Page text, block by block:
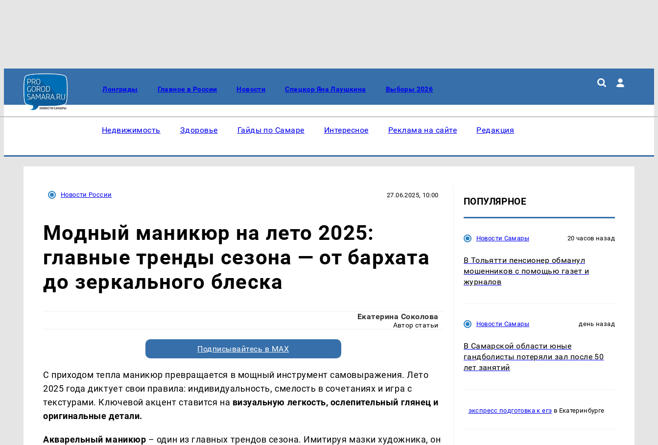
Лонгриды Главное в России Новости Спецкор Яна Лаушкина Выборы 2026
Недвижимость Здоровье Гайды по Самаре Интересное Реклама на сайте Редакция
Новости России 27.06.2025, 10:00
Модный маникюр на лето 2025:
главные тренды сезона — от бархата
до зеркального блеска
Екатерина Соколова
Автор статьи
Подписывайтесь в MAX
С приходом тепла маникюр превращается в мощный инструмент самовыражения. Лето
2025 года диктует свои правила: индивидуальность, смелость в сочетаниях и игра с
текстурами. Ключевой акцент ставится на визуальную легкость, ослепительный глянец и
оригинальные детали.
Акварельный маникюр – один из главных трендов сезона. Имитируя мазки художника, он
ПОПУЛЯРНОЕ
Новости Самары 20 часов назад
В Тольятти пенсионер обманул
мошенников с помощью газет и
журналов
Новости Самары день назад
В Самарской области юные
гандболисты потеряли зал после 50
лет занятий
экспресс подготовка к егэ в Екатеринбурге